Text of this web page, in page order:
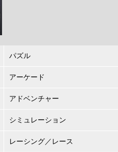
パズル
アーケード
アドベンチャー
シミュレーション
レーシング／レース